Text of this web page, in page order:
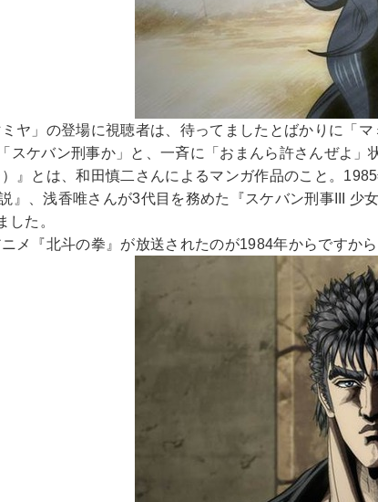
ヤ」の登場に視聴者は、待ってましたとばかりに「
スケバン刑事か」と、一斉に「おまんら許さんぜよ」
』とは、和田慎二さんによるマンガ作品のこと。
』、浅香唯さんが3代目を務めた『スケバン刑事III
した。
メ『北斗の拳』が放送されたのが1984年からですか